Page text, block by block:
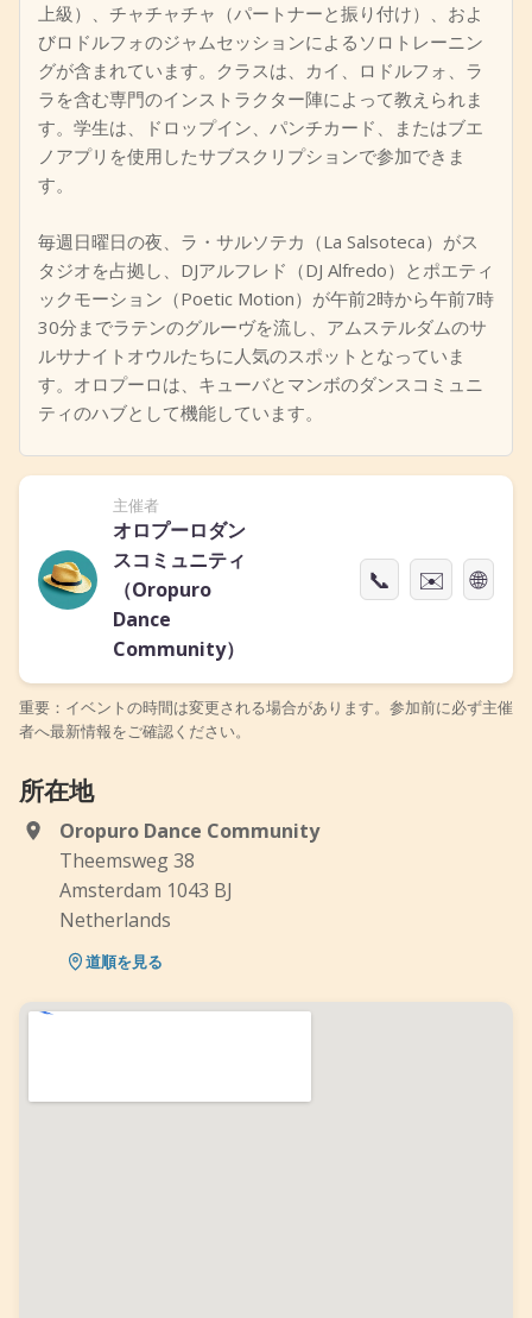
上級）、チャチャチャ（パートナーと振り付け）、およ
びロドルフォのジャムセッションによるソロトレーニン
グが含まれています。クラスは、カイ、ロドルフォ、ラ
ラを含む専門のインストラクター陣によって教えられま
す。学生は、ドロップイン、パンチカード、またはブエ
ノアプリを使用したサブスクリプションで参加できま
す。
毎週日曜日の夜、ラ・サルソテカ（La Salsoteca）がス
タジオを占拠し、DJアルフレド（DJ Alfredo）とポエティ
ックモーション（Poetic Motion）が午前2時から午前7時
30分までラテンのグルーヴを流し、アムステルダムのサ
ルサナイトオウルたちに人気のスポットとなっていま
す。オロプーロは、キューバとマンボのダンスコミュニ
ティのハブとして機能しています。
主催者
オロプーロダン
スコミュニティ
（Oropuro
Dance
Community）
📞 ✉️ 🌐
重要：イベントの時間は変更される場合があります。参加前に必ず主催
者へ最新情報をご確認ください。
所在地
Oropuro Dance Community
Theemsweg 38
Amsterdam 1043 BJ
Netherlands
道順を見る